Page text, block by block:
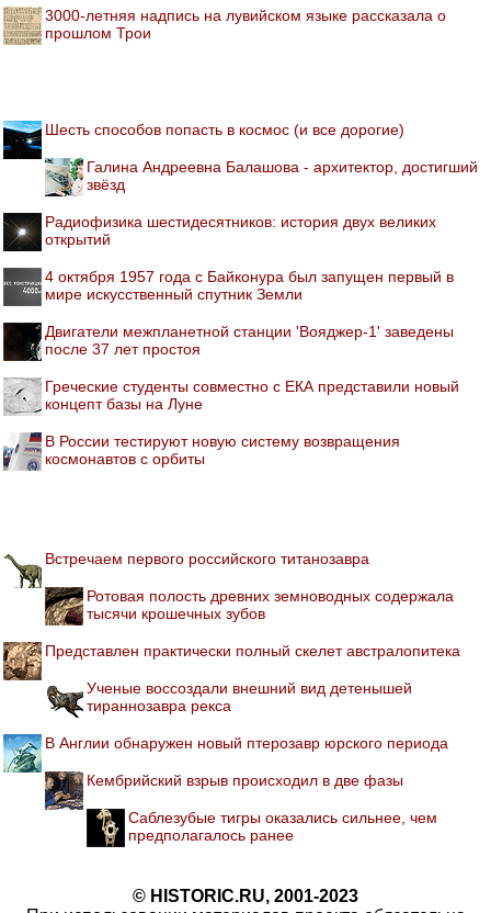
3000-летняя надпись на лувийском языке рассказала о
прошлом Трои
Шесть способов попасть в космос (и все дорогие)
Галина Андреевна Балашова - архитектор, достигший
звёзд
Радиофизика шестидесятников: история двух великих
открытий
4 октября 1957 года с Байконура был запущен первый в
мире искусственный спутник Земли
Двигатели межпланетной станции 'Вояджер-1' заведены
после 37 лет простоя
Греческие студенты совместно с ЕКА представили новый
концепт базы на Луне
В России тестируют новую систему возвращения
космонавтов с орбиты
Встречаем первого российского титанозавра
Ротовая полость древних земноводных содержала
тысячи крошечных зубов
Представлен практически полный скелет австралопитека
Ученые воссоздали внешний вид детенышей
тираннозавра рекса
В Англии обнаружен новый птерозавр юрского периода
Кембрийский взрыв происходил в две фазы
Саблезубые тигры оказались сильнее, чем
предполагалось ранее
© HISTORIC.RU, 2001-2023